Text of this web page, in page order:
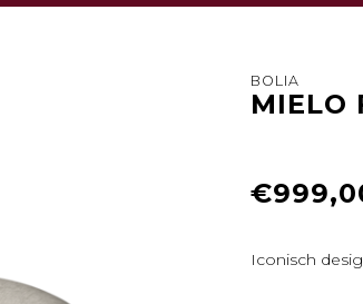
BOLIA
MIELO
Iconisch